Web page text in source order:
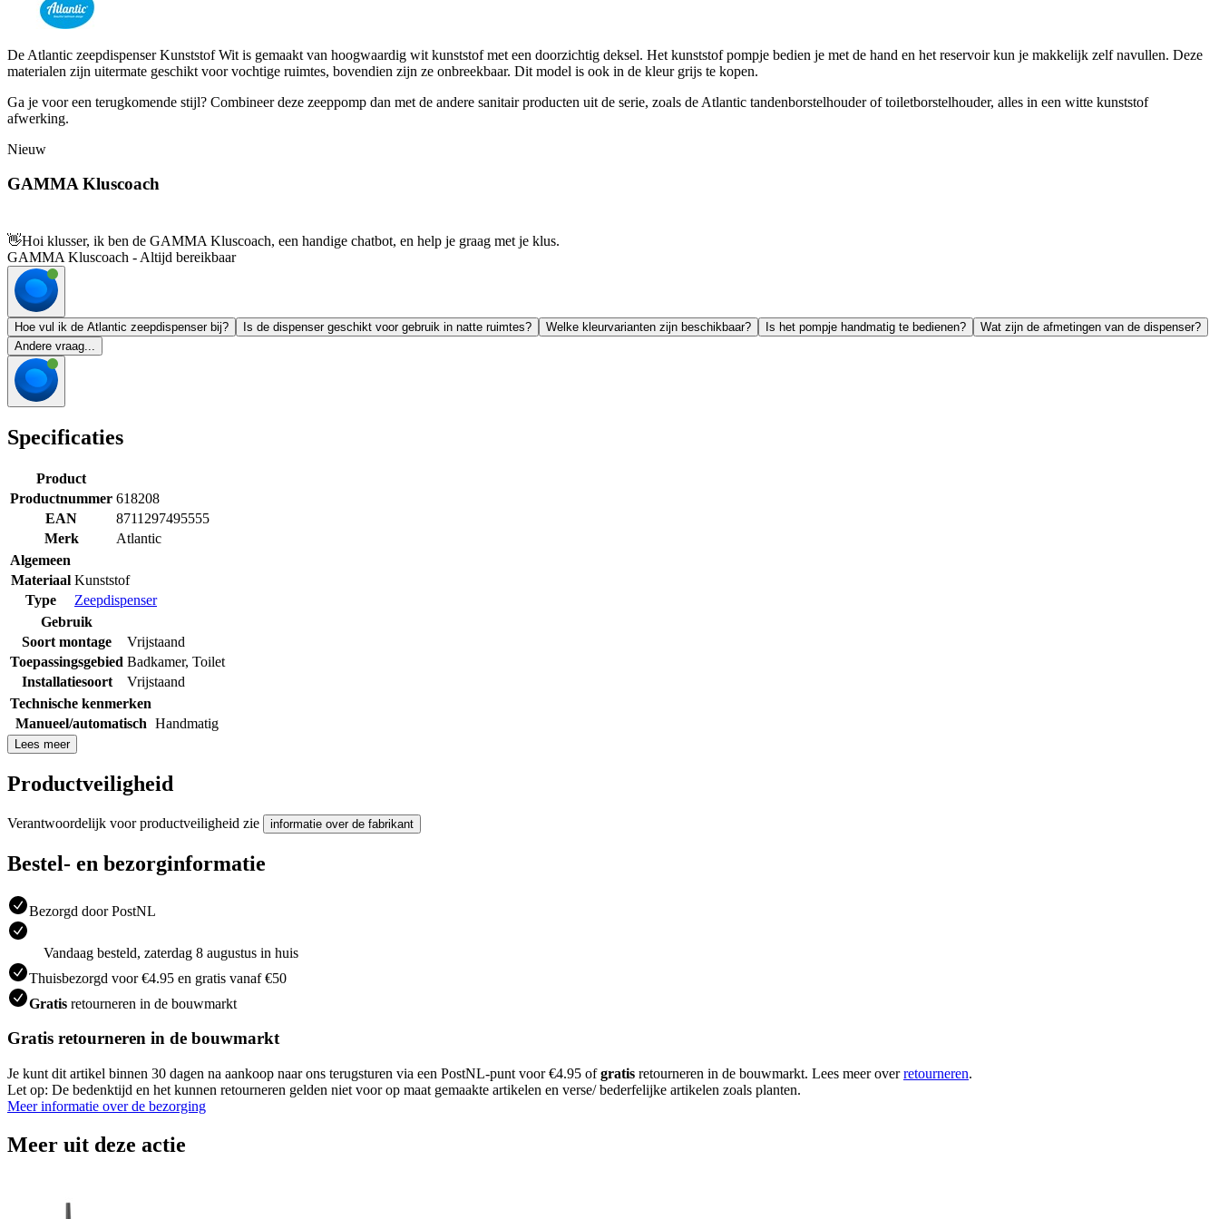
De Atlantic zeepdispenser Kunststof Wit is gemaakt van hoogwaardig wit kunststof met een doorzichtig deksel. Het kunststof pompje bedien je met de hand en het reservoir kun je makkelijk zelf navullen. Deze
materialen zijn uitermate geschikt voor vochtige ruimtes, bovendien zijn ze onbreekbaar. Dit model is ook in de kleur grijs te kopen.
Ga je voor een terugkomende stijl? Combineer deze zeeppomp dan met de andere sanitair producten uit de serie, zoals de Atlantic tandenborstelhouder of toiletborstelhouder, alles in een witte kunststof
afwerking.
Nieuw
GAMMA Kluscoach
👋Hoi klusser, ik ben de GAMMA Kluscoach, een handige chatbot, en help je graag met je klus.
GAMMA Kluscoach - Altijd bereikbaar
Hoe vul ik de Atlantic zeepdispenser bij? Is de dispenser geschikt voor gebruik in natte ruimtes? Welke kleurvarianten zijn beschikbaar? Is het pompje handmatig te bedienen?
Wat zijn de afmetingen van de dispenser?
Andere vraag...
Specificaties
Product
Productnummer 618208
EAN
8711297495555
Merk
Atlantic
Algemeen
Materiaal Kunststof
Type
Zeepdispenser
Gebruik
Soort montage
Vrijstaand
Toepassingsgebied Badkamer, Toilet
Installatiesoort
Vrijstaand
Technische kenmerken
Manueel/automatisch Handmatig
Lees meer
Productveiligheid
Verantwoordelijk voor productveiligheid zie informatie over de fabrikant
Bestel- en bezorginformatie
Bezorgd door PostNL
Vandaag besteld, zaterdag 8 augustus in huis
Thuisbezorgd voor €4.95 en gratis vanaf €50
Gratis retourneren in de bouwmarkt
Gratis retourneren in de bouwmarkt
Je kunt dit artikel binnen 30 dagen na aankoop naar ons terugsturen via een PostNL-punt voor €4.95 ofgratis retourneren in de bouwmarkt. Lees meer overretourneren.
Let op: De bedenktijd en het kunnen retourneren gelden niet voor op maat gemaakte artikelen en verse/ bederfelijke artikelen zoals planten.
Meer informatie over de bezorging
Meer uit deze actie